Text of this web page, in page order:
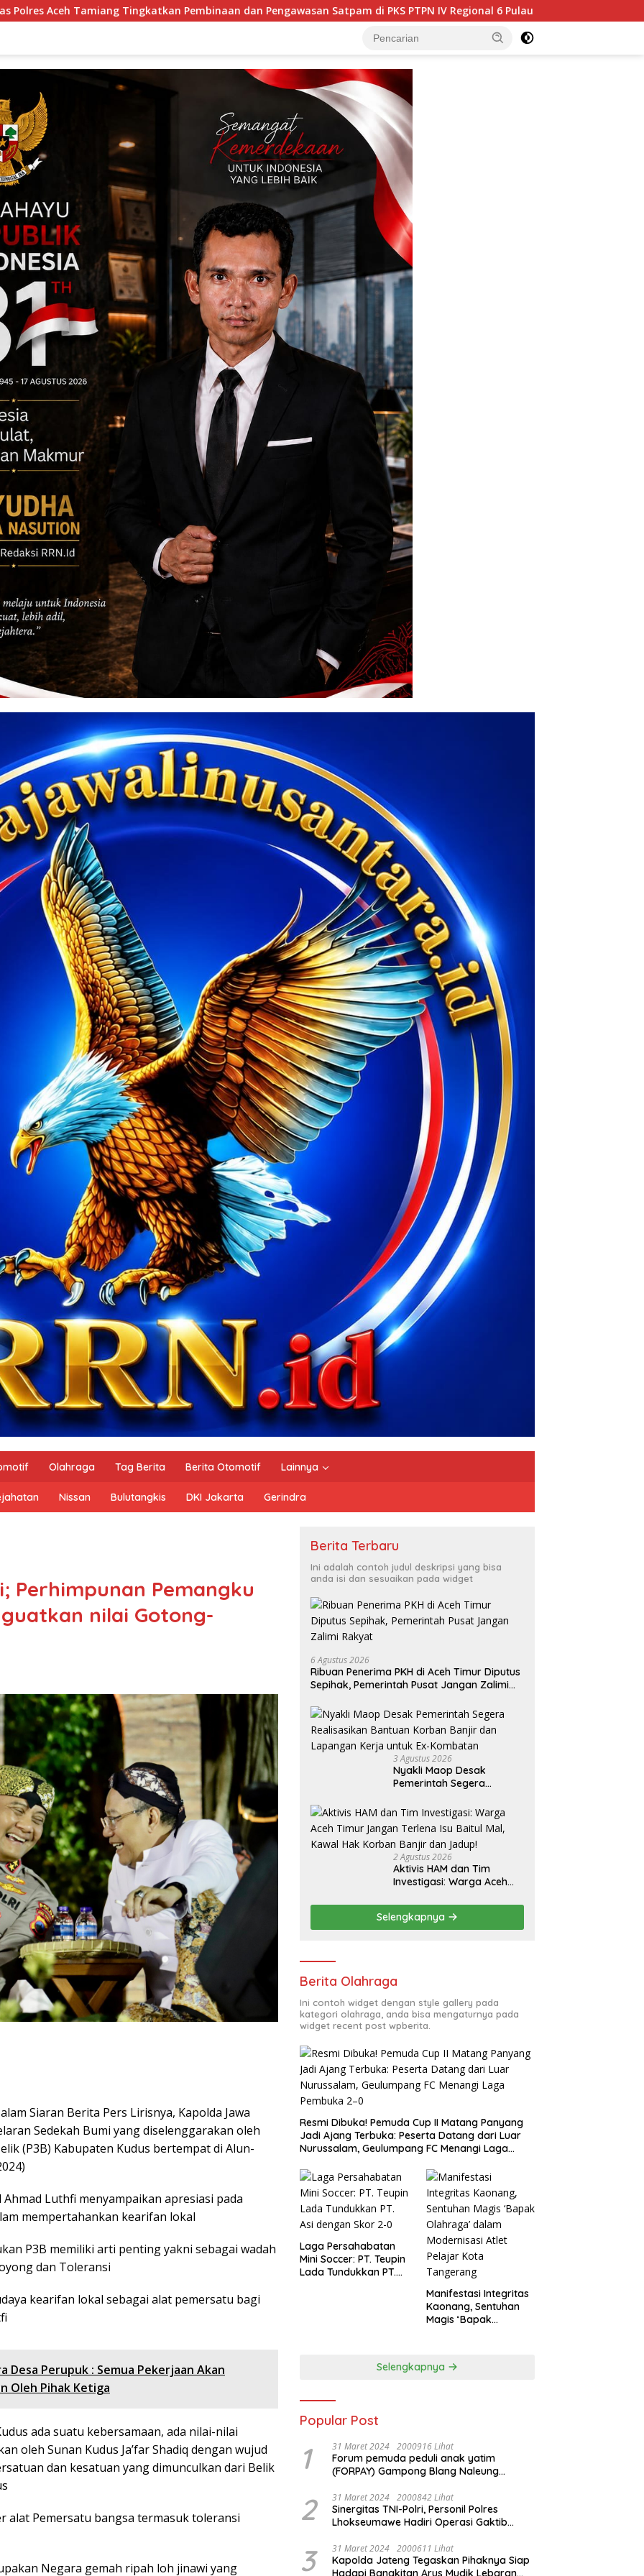
Pembinaan dan Pengawasan Satpam di PKS PTPN IV Regional 6 Pulau Tiga Polres Aceh Tamiang Gelar Tes Urine
Olahraga Tag Berita Berita Otomotif Lainnya
Nissan Bulutangkis DKI Jakarta Gerindra
Perhimpunan Pemangku
nilai Gotong-
Siaran Berita Pers Lirisnya, Kapolda Jawa
Sedekah Bumi yang diselenggarakan oleh
(P3B) Kabupaten Kudus bertempat di Alun-
Luthfi menyampaikan apresiasi pada
mempertahankan kearifan lokal
P3B memiliki arti penting yakni sebagai wadah
dan Toleransi
kearifan lokal sebagai alat pemersatu bagi
Desa Perupuk : Semua Pekerjaan Akan
Oleh Pihak Ketiga
ada suatu kebersamaan, ada nilai-nilai
oleh Sunan Kudus Ja’far Shadiq dengan wujud
dan kesatuan yang dimunculkan dari Belik
alat Pemersatu bangsa termasuk toleransi
Negara gemah ripah loh jinawi yang
Berita Terbaru
Ini adalah contoh judul deskripsi yang bisa
anda isi dan sesuaikan pada widget
6 Agustus 2026
Ribuan Penerima PKH di Aceh Timur Diputus
Sepihak, Pemerintah Pusat Jangan Zalimi
3 Agustus 2026
Nyakli Maop Desak
Pemerintah Segera
Korban Banjir dan
Lapangan Kerja untuk Ex-
Kombatan
2 Agustus 2026
Aktivis HAM dan Tim
Investigasi: Warga Aceh
Baitul Mal, Kawal Hak
Korban Banjir dan Jadup!
Selengkapnya
Berita Olahraga
Ini contoh widget dengan style gallery pada
kategori olahraga, anda bisa mengaturnya pada
widget recent post wpberita.
Resmi Dibuka! Pemuda Cup II Matang Panyang
Jadi Ajang Terbuka: Peserta Datang dari Luar
Nurussalam, Geulumpang FC Menangi Laga
Laga Persahabatan
Mini Soccer: PT. Teupin
Lada Tundukkan PT.
Manifestasi Integritas
Kaonang, Sentuhan
Magis ‘Bapak
Tangerang
Selengkapnya
Popular Post
1 31 Maret 2024 2000916 Lihat
Forum pemuda peduli anak yatim
(FORPAY) Gampong Blang Naleung
Santunan Yatim-Piatu
2 31 Maret 2024 2000842 Lihat
Sinergitas TNI-Polri, Personil Polres
Lhokseumawe Hadiri Operasi Gaktib
Wira Rencong
3 31 Maret 2024 2000611 Lihat
Kapolda Jateng Tegaskan Pihaknya Siap